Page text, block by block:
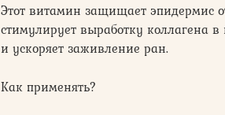
Этот витамин защищает эпидермис
стимулирует выработку коллагена
и ускоряет заживление ран.
Как применять?